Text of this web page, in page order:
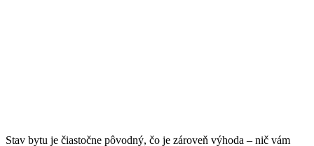
Stav bytu je čiastočne pôvodný, čo je zároveň výhoda – nič vám